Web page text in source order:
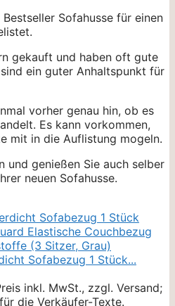
Sofahusse für einen
gekauft und haben oft gute
ein guter Anhaltspunkt für
vorher genau hin, ob es
Es kann vorkommen,
mit in die Auflistung mogeln.
und genießen Sie auch selber
neuen Sofahusse.
Sofabezug 1 Stück...
inkl. MwSt., zzgl. Versand;
die Verkäufer-Texte.